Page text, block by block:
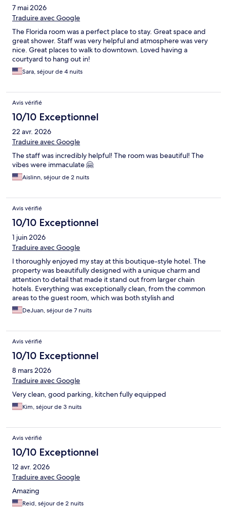
7 mai 2026
Traduire avec Google
The Florida room was a perfect place to stay. Great space and
great shower. Staff was very helpful and atmosphere was very
nice. Great places to walk to downtown. Loved having a
courtyard to hang out in!
Sara, séjour de 4 nuits
Avis vérifié
10/10 Exceptionnel
22 avr. 2026
Traduire avec Google
The staff was incredibly helpful! The room was beautiful! The
vibes were immaculate 🤗
Aislinn, séjour de 2 nuits
Avis vérifié
10/10 Exceptionnel
1 juin 2026
Traduire avec Google
I thoroughly enjoyed my stay at this boutique-style hotel. The
property was beautifully designed with a unique charm and
attention to detail that made it stand out from larger chain
hotels. Everything was exceptionally clean, from the common
areas to the guest room, which was both stylish and
comfortable. The atmosphere was warm, inviting, and felt more
personal than a typical hotel experience. The staff was friendly
you're looking for a clean, well-maintained hotel with character
and a boutique feel, I highly recommend staying here.
DeJuan, séjour de 7 nuits
Avis vérifié
10/10 Exceptionnel
8 mars 2026
Traduire avec Google
Very clean, good parking, kitchen fully equipped
Kim, séjour de 3 nuits
Avis vérifié
10/10 Exceptionnel
12 avr. 2026
Traduire avec Google
Amazing
Reid, séjour de 2 nuits